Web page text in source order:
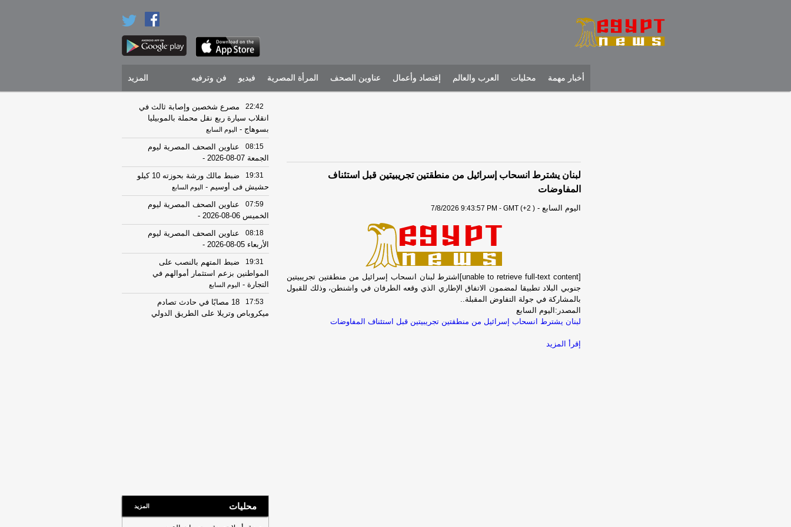
أخبار مهمة محليات العرب والعالم إقتصاد وأعمال عناوين الصحف المرأة المصرية فيديو فن وترفيه المزيد
لبنان يشترط انسحاب إسرائيل من منطقتين تجريبيتين قبل استئناف
المفاوضات
اليوم السابع -
7/8/2026 9:43:57 PM - GMT (+2 )
[unable to retrieve full-text content]اشترط لبنان انسحاب إسرائيل من منطقتين تجريبيتين
جنوبي البلاد تطبيقا لمضمون الاتفاق الإطاري الذي وقعه الطرفان في واشنطن، وذلك للقبول
بالمشاركة في جولة التفاوض المقبلة..
المصدر:اليوم السابع
لبنان يشترط انسحاب إسرائيل من منطقتين تجريبيتين قبل استئناف المفاوضات
إقرأ المزيد
22:42
مصرع شخصين وإصابة ثالث في
انقلاب سيارة ربع نقل محملة بالموبيليا
بسوهاج - اليوم السابع
08:15
عناوين الصحف المصرية ليوم
الجمعة 07-08-2026
-
19:31
ضبط مالك ورشة بحوزته 10 كيلو
حشيش فى أوسيم - اليوم السابع
07:59
عناوين الصحف المصرية ليوم
الخميس 06-08-2026
-
08:18
عناوين الصحف المصرية ليوم
الأربعاء 05-08-2026
-
19:31
ضبط المتهم بالنصب على
المواطنين بزعم استثمار أموالهم في
التجارة - اليوم السابع
17:53
18 مصابًا في حادث تصادم
ميكروباص وتريلا على الطريق الدولي
07:24
عناوين الصحف المصرية ليوم
السبت 01-08-2026
-
محليات المزيد